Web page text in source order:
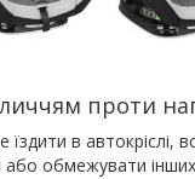
проти
в автокріслі,
або обмежувати